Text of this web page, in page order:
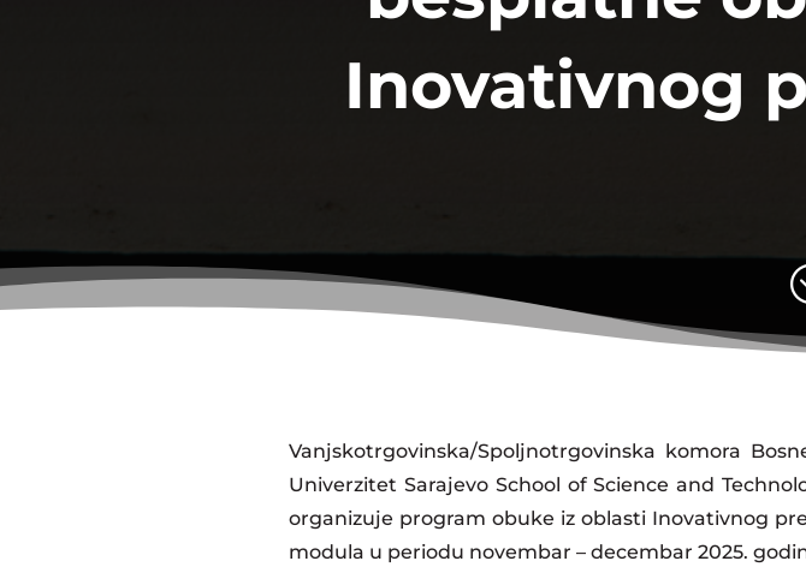
Inovativnog
Vanjskotrgovinska/Spoljnotrgovinska komora
Univerzitet Sarajevo School of Science and
organizuje program obuke iz oblasti Inovativnog
modula u periodu novembar – decembar 2025.